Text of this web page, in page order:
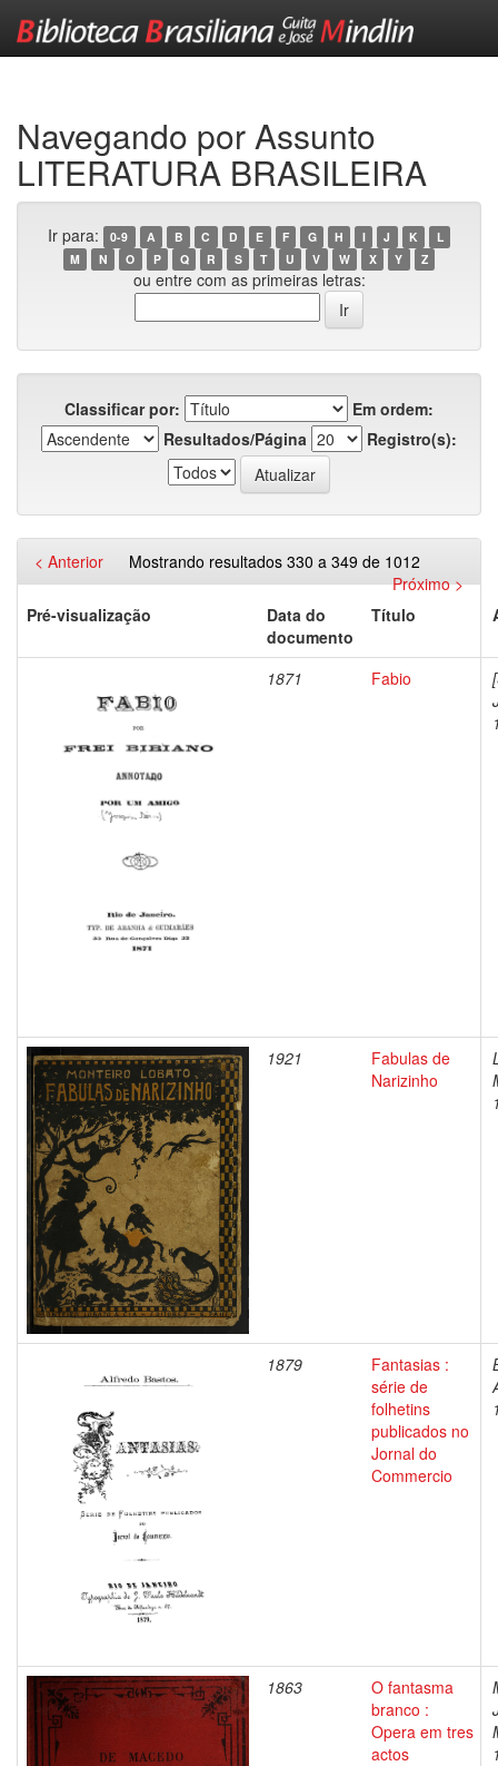
Navegando por Assunto
LITERATURA BRASILEIRA
Ir para: 0-9 A B C D E F G H I J K
L
M
N O P Q R S T U V W X Y Z
ou entre com as primeiras letras:
Classificar por:
Em ordem:
Resultados/Página
Registro(s):
Mostrando resultados 330 a 349 de 1012
< Anterior
Próximo >
Pré-visualização
Data do
documento
Título
1871 Fabio
1921
Fabulas de
Narizinho
1879
Fantasias :
série de
folhetins
publicados no
Jornal do
Commercio
1863
O fantasma
branco :
Opera em tres
actos